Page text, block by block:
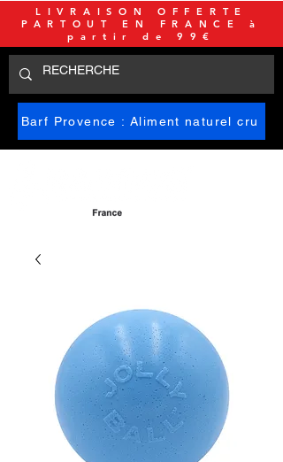
Barf Provence : Aliment naturel cru
LIVRAISON OFFERTE
PARTOUT EN FRANCE à
partir de 99€